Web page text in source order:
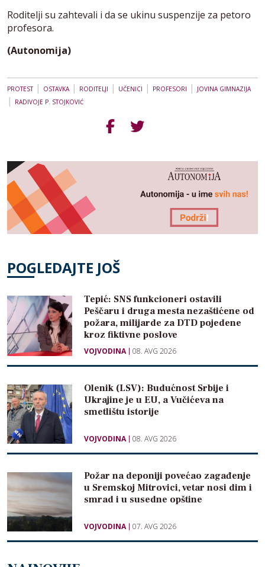
Roditelji su zahtevali i da se ukinu suspenzije za petoro
profesora.
(Autonomija)
PROTEST| OSTAVKA| RODITELJI | UČENICI | PROFESORI | JOVINA GIMNAZIJA
| RADIVOJE P. STOJKOVIĆ
POGLEDAJTE JOŠ
Tepić: SNS funkcioneri ostavili
Peščaru i druga mesta nezaštićene od
požara, milijarde za DTD pojedene
kroz fiktivne poslove
VOJVODINA 08. AVG 2026
Olenik (LSV): Budućnost Srbije i
Ukrajine je u EU, a Vučićeva na
smetlištu istorije
VOJVODINA 08. AVG 2026
Požar na deponiji povećao zagađenje
u Sremskoj Mitrovici, vetar nosi dim i
smrad i u susedne opštine
VOJVODINA 07. AVG 2026